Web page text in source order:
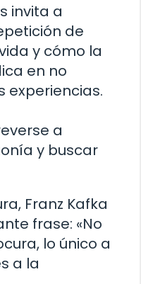
invita a
de
y cómo la
en no
experiencias.
a
y buscar
Franz Kafka
frase: «No
lo único a
a la